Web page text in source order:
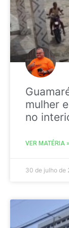
mulher
no
VER MATÉRIA »
30 de julho de